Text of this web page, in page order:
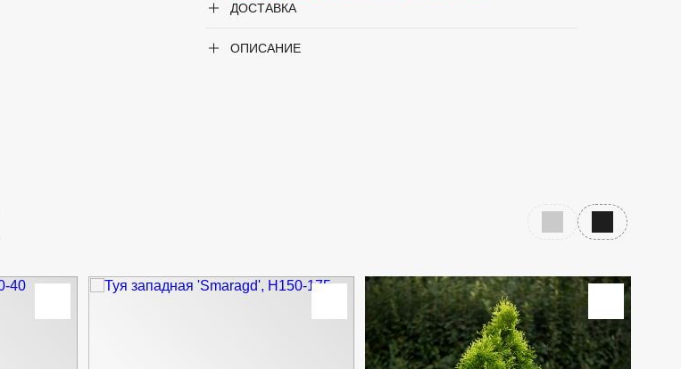
ДОСТАВКА
ОПИСАНИЕ
Предыдущий слайд
Следующий